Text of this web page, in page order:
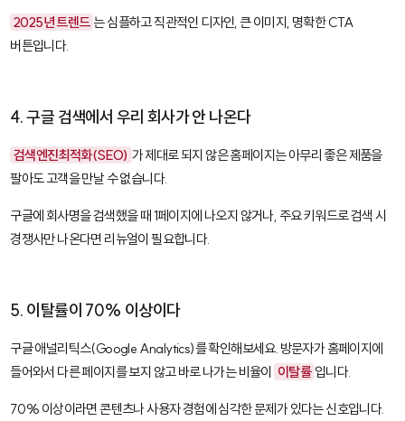
2025년 트렌드 는 심플하고 직관적인 디자인, 큰 이미지, 명확한 CTA
버튼입니다.
4. 구글 검색에서 우리 회사가 안 나온다
검색엔진최적화(SEO) 가 제대로 되지 않은 홈페이지는 아무리 좋은 제품을
팔아도 고객을 만날 수 없습니다.
구글에 회사명을 검색했을 때 1페이지에 나오지 않거나, 주요 키워드로 검색 시
경쟁사만 나온다면 리뉴얼이 필요합니다.
5. 이탈률이 70% 이상이다
구글 애널리틱스(Google Analytics)를 확인해보세요. 방문자가 홈페이지에
들어와서 다른 페이지를 보지 않고 바로 나가는 비율이
이탈률 입니다.
70% 이상이라면 콘텐츠나 사용자 경험에 심각한 문제가 있다는 신호입니다.